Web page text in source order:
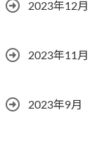
2023年12月
2023年11月
2023年9月